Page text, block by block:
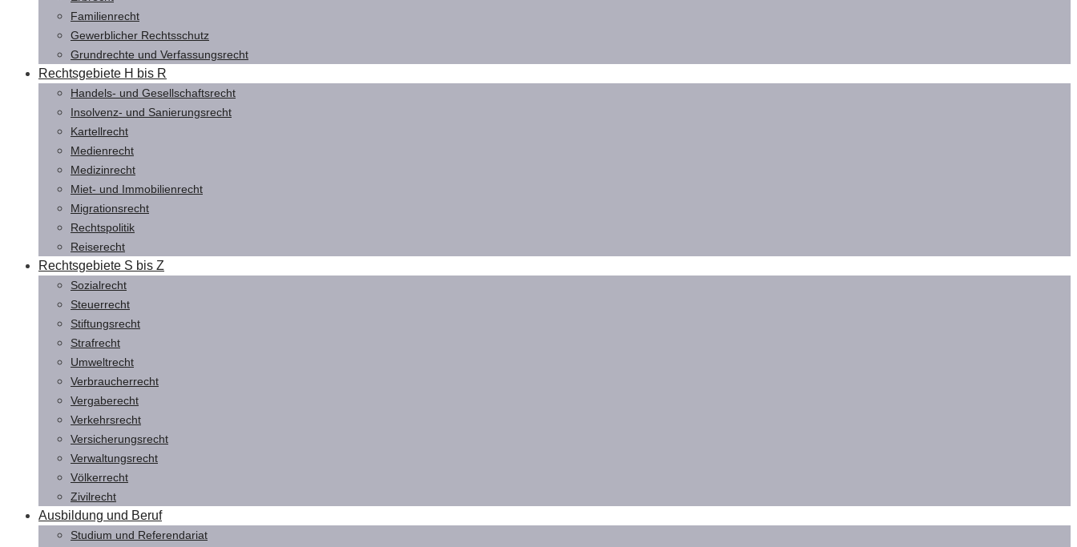
Familienrecht
Gewerblicher Rechtsschutz
Grundrechte und Verfassungsrecht
Rechtsgebiete H bis R
Handels- und Gesellschaftsrecht
Insolvenz- und Sanierungsrecht
Kartellrecht
Medienrecht
Medizinrecht
Miet- und Immobilienrecht
Migrationsrecht
Rechtspolitik
Reiserecht
Rechtsgebiete S bis Z
Sozialrecht
Steuerrecht
Stiftungsrecht
Strafrecht
Umweltrecht
Verbraucherrecht
Vergaberecht
Verkehrsrecht
Versicherungsrecht
Verwaltungsrecht
Völkerrecht
Zivilrecht
Ausbildung und Beruf
Studium und Referendariat